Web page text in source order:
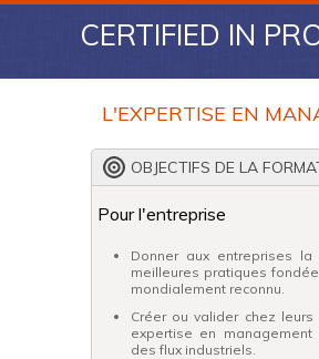
CERTIFIED IN
L'EXPERTISE EN
OBJECTIFS DE LA
Pour l'entreprise
Donner aux entreprises la
meilleures pratiques
mondialement reconnu.
Créer ou valider chez
expertise en
des flux industriels.